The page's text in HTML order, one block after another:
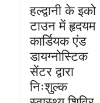
हल्द्वानी के इको
टाउन में हृदयम
कार्डियक एंड
डायग्नोस्टिक
सेंटर द्वारा
निःशुल्क